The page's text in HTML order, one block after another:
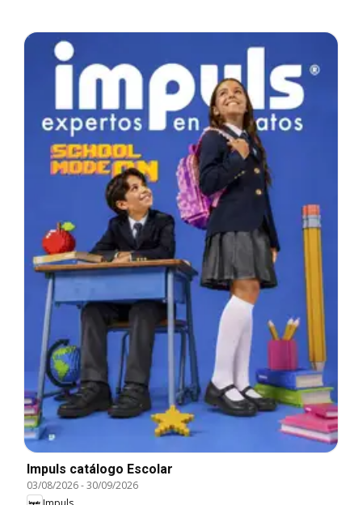
Impuls catálogo Escolar
03/08/2026-30/09/2026